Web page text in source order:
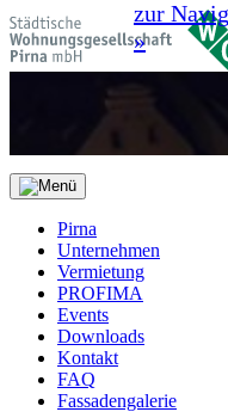
zur
»
Pirna
Unternehmen
Vermietung
PROFIMA
Events
Downloads
Kontakt
FAQ
Fassadengalerie